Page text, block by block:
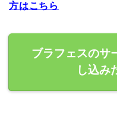
方はこちら
ブラフェスのサ
し込み